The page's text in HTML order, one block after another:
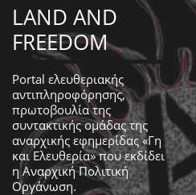
LAND AND
FREEDOM
Portal ελευθεριακής
αντιπληροφόρησης,
πρωτοβουλία της
συντακτικής ομάδας της
αναρχικής εφημερίδας «Γη
και Ελευθερία» που εκδίδει
ηΑναρχική Πολιτική
Οργάνωση.